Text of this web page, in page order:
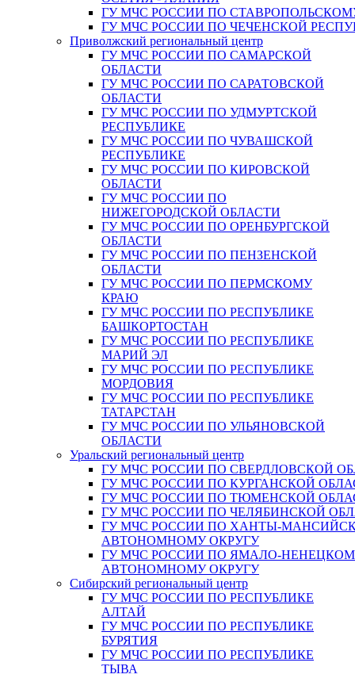
ГУ МЧС РОССИИ ПО
ГУ МЧС РОССИИ ПО ЧЕЧЕНСКОЙ
Приволжский региональный центр
ГУ МЧС РОССИИ ПО САМАРСКОЙ
ОБЛАСТИ
ГУ МЧС РОССИИ ПО САРАТОВСКОЙ
ОБЛАСТИ
ГУ МЧС РОССИИ ПО УДМУРТСКОЙ
РЕСПУБЛИКЕ
ГУ МЧС РОССИИ ПО ЧУВАШСКОЙ
РЕСПУБЛИКЕ
ГУ МЧС РОССИИ ПО КИРОВСКОЙ
ОБЛАСТИ
ГУ МЧС РОССИИ ПО
НИЖЕГОРОДСКОЙ ОБЛАСТИ
ГУ МЧС РОССИИ ПО ОРЕНБУРГСКОЙ
ОБЛАСТИ
ГУ МЧС РОССИИ ПО ПЕНЗЕНСКОЙ
ОБЛАСТИ
ГУ МЧС РОССИИ ПО ПЕРМСКОМУ
КРАЮ
ГУ МЧС РОССИИ ПО РЕСПУБЛИКЕ
БАШКОРТОСТАН
ГУ МЧС РОССИИ ПО РЕСПУБЛИКЕ
МАРИЙ ЭЛ
ГУ МЧС РОССИИ ПО РЕСПУБЛИКЕ
МОРДОВИЯ
ГУ МЧС РОССИИ ПО РЕСПУБЛИКЕ
ТАТАРСТАН
ГУ МЧС РОССИИ ПО УЛЬЯНОВСКОЙ
ОБЛАСТИ
Уральский региональный центр
ГУ МЧС РОССИИ ПО СВЕРДЛОВСКОЙ
ГУ МЧС РОССИИ ПО КУРГАНСКОЙ
ГУ МЧС РОССИИ ПО ТЮМЕНСКОЙ
ГУ МЧС РОССИИ ПО ЧЕЛЯБИНСКОЙ
ГУ МЧС РОССИИ ПО ХАНТЫ-
АВТОНОМНОМУ ОКРУГУ
ГУ МЧС РОССИИ ПО ЯМАЛО-
АВТОНОМНОМУ ОКРУГУ
Сибирский региональный центр
ГУ МЧС РОССИИ ПО РЕСПУБЛИКЕ
АЛТАЙ
ГУ МЧС РОССИИ ПО РЕСПУБЛИКЕ
БУРЯТИЯ
ГУ МЧС РОССИИ ПО РЕСПУБЛИКЕ
ТЫВА